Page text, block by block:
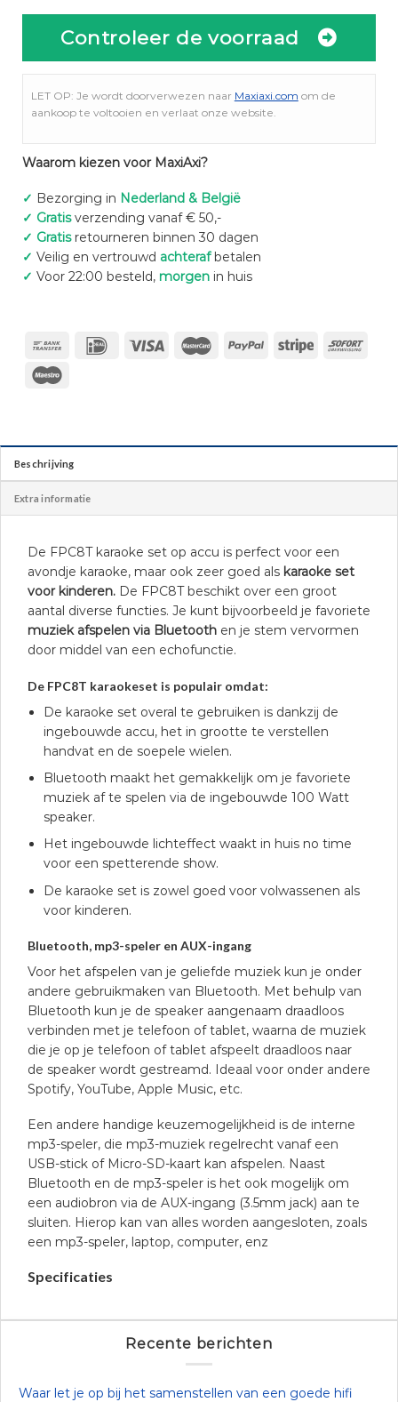
Controleer de voorraad
LET OP: Je wordt doorverwezen naar Maxiaxi.com om de
aankoop te voltooien en verlaat onze website.
Waarom kiezen voor MaxiAxi?
✓ Bezorging in Nederland & België
✓ Gratisverzending vanaf € 50,-
✓ Gratisretourneren binnen 30 dagen
✓ Veilig en vertrouwd achterafbetalen
✓ Voor 22:00 besteld, morgenin huis
Beschrijving
Extra informatie
De FPC8T karaoke set op accu is perfect voor een
avondje karaoke, maar ook zeer goed als karaoke set
voor kinderen. De FPC8T beschikt over een groot
aantal diverse functies. Je kunt bijvoorbeeld je favoriete
muziek afspelen via Bluetooth en je stem vervormen
door middel van een echofunctie.
De FPC8T karaokeset is populair omdat:
De karaoke set overal te gebruiken is dankzij de
ingebouwde accu, het in grootte te verstellen
handvat en de soepele wielen.
Bluetooth maakt het gemakkelijk om je favoriete
muziek af te spelen via de ingebouwde 100 Watt
speaker.
Het ingebouwde lichteffect waakt in huis no time
voor een spetterende show.
De karaoke set is zowel goed voor volwassenen als
voor kinderen.
Bluetooth, mp3-speler en AUX-ingang
Voor het afspelen van je geliefde muziek kun je onder
andere gebruikmaken van Bluetooth. Met behulp van
Bluetooth kun je de speaker aangenaam draadloos
verbinden met je telefoon of tablet, waarna de muziek
die je op je telefoon of tablet afspeelt draadloos naar
de speaker wordt gestreamd. Ideaal voor onder andere
Spotify, YouTube, Apple Music, etc.
Een andere handige keuzemogelijkheid is de interne
mp3-speler, die mp3-muziek regelrecht vanaf een
USB-stick of Micro-SD-kaart kan afspelen. Naast
Bluetooth en de mp3-speler is het ook mogelijk om
een audiobron via de AUX-ingang (3.5mm jack) aan te
sluiten. Hierop kan van alles worden aangesloten, zoals
een mp3-speler, laptop, computer, enz
Specificaties
Recente berichten
Waar let je op bij het samenstellen van een goede hifi